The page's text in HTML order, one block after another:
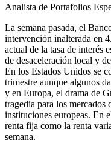
Analista de Portafolios
La semana pasada, el
intervención inalterada en
actual de la tasa de interés
de desaceleración local y
En los Estados Unidos se
trimestre aunque algunos
y en Europa, el drama de
tragedia para los mercados
instituciones europeas. En
renta fija como la renta
semana.